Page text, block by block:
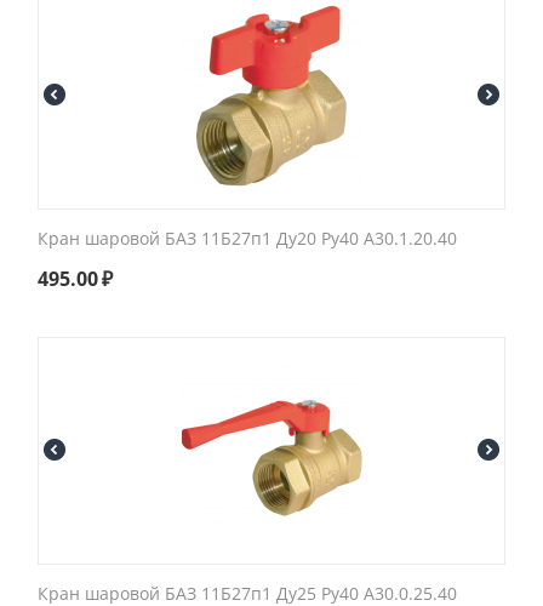
Кран шаровой БАЗ 11Б27п1 Ду20 Ру40 А30.1.20.40
495.00₽
Кран шаровой БАЗ 11Б27п1 Ду25 Ру40 А30.0.25.40